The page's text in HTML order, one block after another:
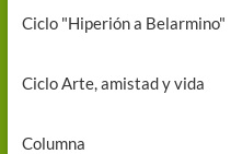
Ciclo "Hiperión a Belarmino"
Ciclo Arte, amistad y vida
Columna